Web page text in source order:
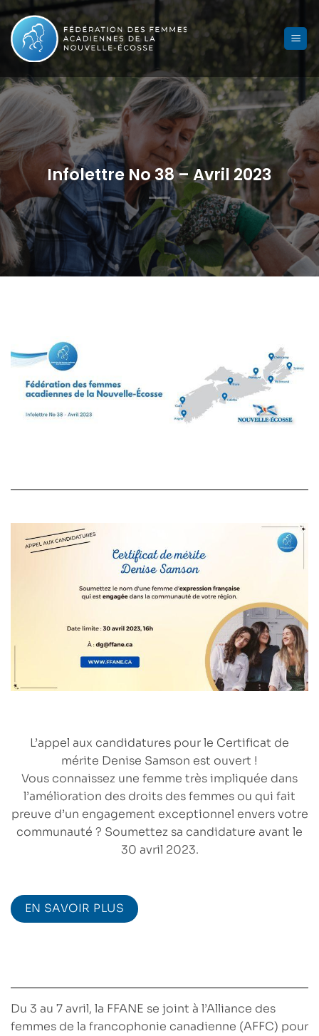
Skip
to
content
Infolettre No 38 – Avril 2023
L’appel aux candidatures pour le Certificat de
mérite Denise Samson est ouvert !
Vous connaissez une femme très impliquée dans
l’amélioration des droits des femmes ou qui fait
preuve d’un engagement exceptionnel envers votre
communauté ? Soumettez sa candidature avant le
30 avril 2023.
EN SAVOIR PLUS
Du 3 au 7 avril, la FFANE se joint à l’Alliance des
femmes de la francophonie canadienne (AFFC) pour